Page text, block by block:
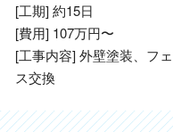
[工期] 約15日
[費用] 107万円〜
[工事内容] 外壁塗装、フ
ス交換